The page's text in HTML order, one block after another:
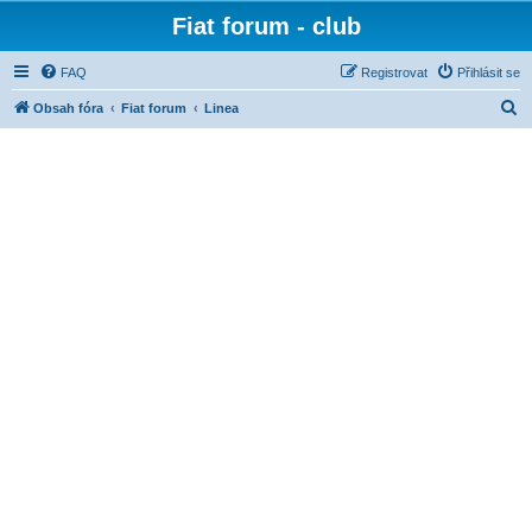
Fiat forum - club
FAQ Přihlásit se
Registrovat
Obsah fóra Fiat forum Linea